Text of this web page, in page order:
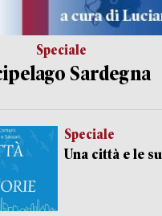
Speciale
Sardegna
Speciale
Una città e le